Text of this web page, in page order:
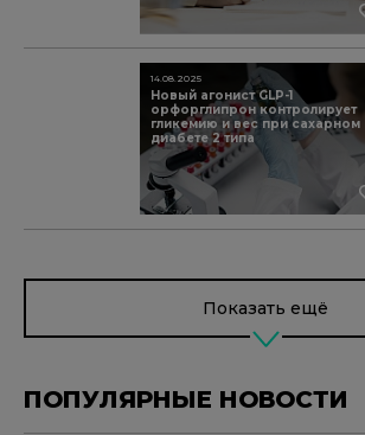
Новый агонист GLP-1
орфорглипрон контролирует
гликемию и вес при сахарном
диабете 2 типа
14.08.2025
Показать ещё
ПОПУЛЯРНЫЕ НОВОСТИ